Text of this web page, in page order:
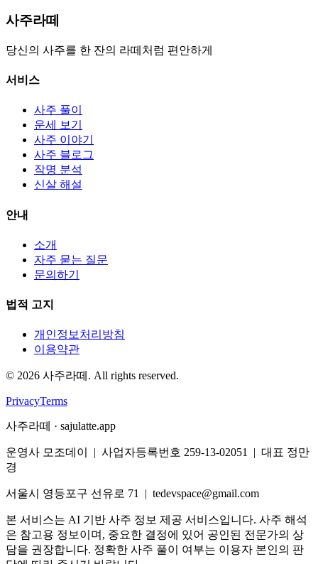
사주라떼
당신의 사주를 한 잔의 라떼처럼 편안하게
서비스
사주 풀이
운세 보기
사주 이야기
사주 블로그
작명 분석
신살 해설
안내
소개
자주 묻는 질문
문의하기
법적 고지
개인정보처리방침
이용약관
© 2026 사주라떼. All rights reserved.
PrivacyTerms
사주라떼 · sajulatte.app
운영사 모조데이 | 사업자등록번호 259-13-02051 | 대표 정만
경
서울시 영등포구 선유로 71 | tedevspace@gmail.com
본 서비스는 AI 기반 사주 정보 제공 서비스입니다. 사주 해석
은 참고용 정보이며, 중요한 결정에 있어 공인된 전문가의 상
담을 권장합니다. 정확한 사주 풀이 여부는 이용자 본인의 판